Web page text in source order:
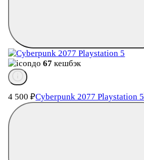
до67 кешбэк
4 500₽Cyberpunk 2077 Playstation 5